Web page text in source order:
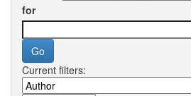
for
Current filters: